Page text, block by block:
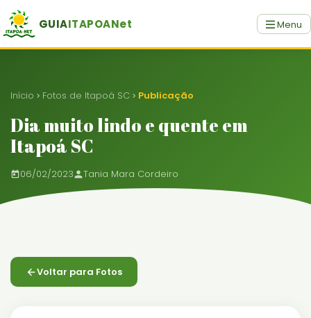
GUIAITAPOANet Menu
Início Fotos de Itapoá SC Publicação
Dia muito lindo e quente em
Itapoá SC
06/02/2023 Tania Mara Cordeiro
Voltar para Fotos